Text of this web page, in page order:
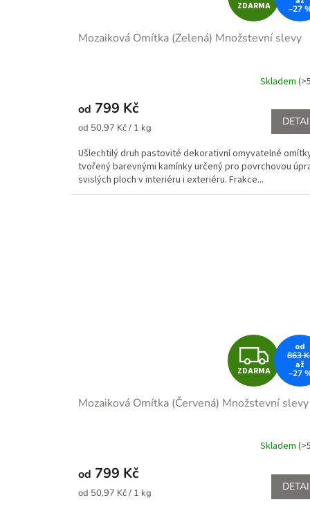
D
A
R
M
A
ZDARMA –27
Mozaiková Omítka (Zelená) Množstevní slevy
Skladem
od 799 Kč
Měrná
od 50,97 Kč / 1 kg
Ušlechtilý druh pastovité dekorativní omyvatelné
tvořený barevnými kamínky určený pro povrchovou
svislých ploch v interiéru i exteriéru. Frakce...
Z
D
A
R
M
A
ZDARMA
od
863
až
–27
Mozaiková Omítka (Červená) Množstevní slevy
Skladem
od 799 Kč
Měrná
od 50,97 Kč / 1 kg